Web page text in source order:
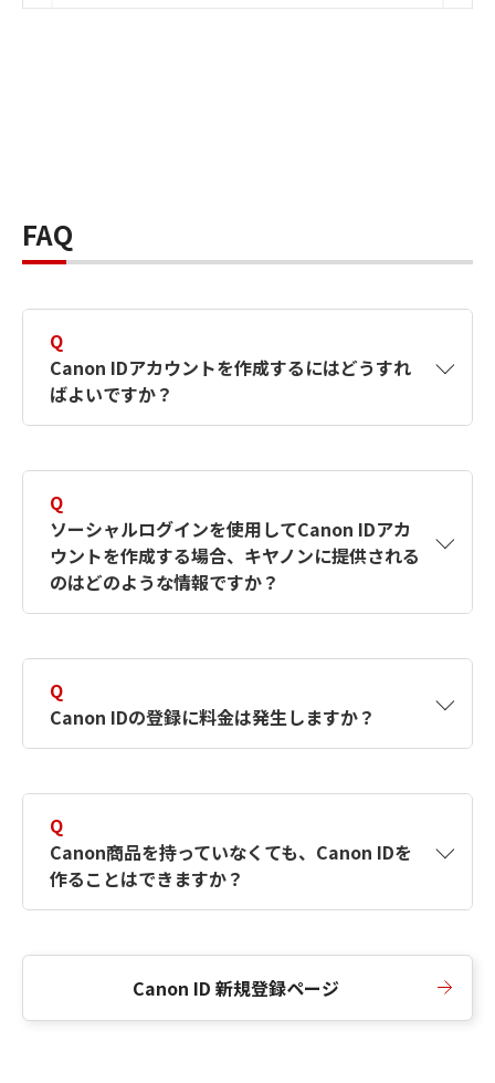
FAQ
Q
Canon IDアカウントを作成するにはどうすれ
ばよいですか？
す。詳しい作成方法は【カメラ】Canon IDとは
何ですか？Canon IDの作成方法は？をご確認く
ださい。
Q
ソーシャルログインを使用してCanon IDアカ
ウントを作成する場合、キヤノンに提供される
のはどのような情報ですか？
択したサービスから取得します。アカウントを
簡単に作成できるように、この情報を使用して
Canon IDの登録フォームを入力します。
Q
Canon IDの登録に料金は発生しますか？
Q
Canon商品を持っていなくても、Canon IDを
作ることはできますか？
Canon ID 新規登録ページ